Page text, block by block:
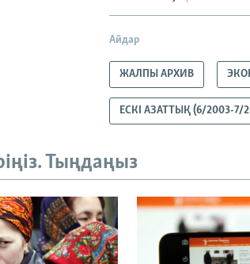
Айдар
ЖАЛПЫ АРХИВ
ЕСКІ АЗАТТЫҚ (6/2003-7/
Тыңдаңыз